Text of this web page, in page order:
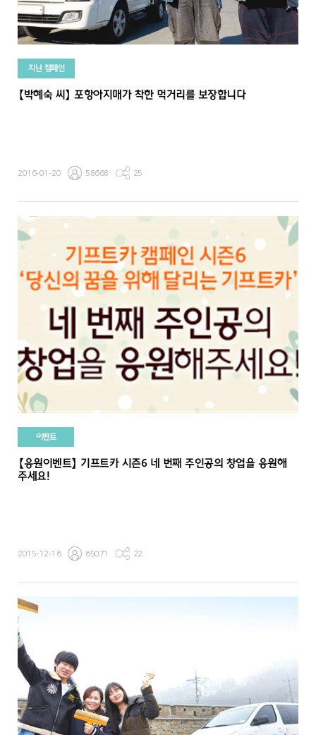
지난 캠페인
【박혜숙 씨】 포항아지매가 착한 먹거리를 보장합니다
2016-01-20 58668 25
이벤트
【응원이벤트】 기프트카 시즌6 네 번째 주인공의 창업을 응원해
주세요!
2015-12-16 65071 22